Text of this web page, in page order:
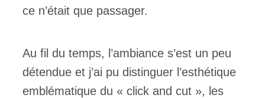
ce n’était que passager.
Au fil du temps, l’ambiance s’est un peu
détendue et j’ai pu distinguer l’esthétique
emblématique du « click and cut », les